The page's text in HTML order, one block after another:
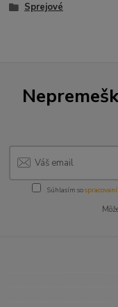
Sprejové
Súhlasím so